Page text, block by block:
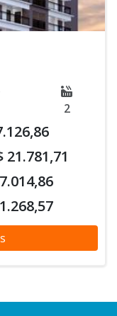
2
21.781,71